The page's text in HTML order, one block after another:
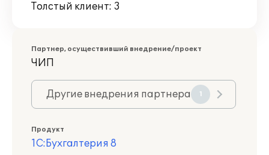
Толстый клиент: 3
Партнер, осуществивший внедрение/проект
ЧИП
Другие внедрения партнера 1
Продукт
1С:Бухгалтерия 8